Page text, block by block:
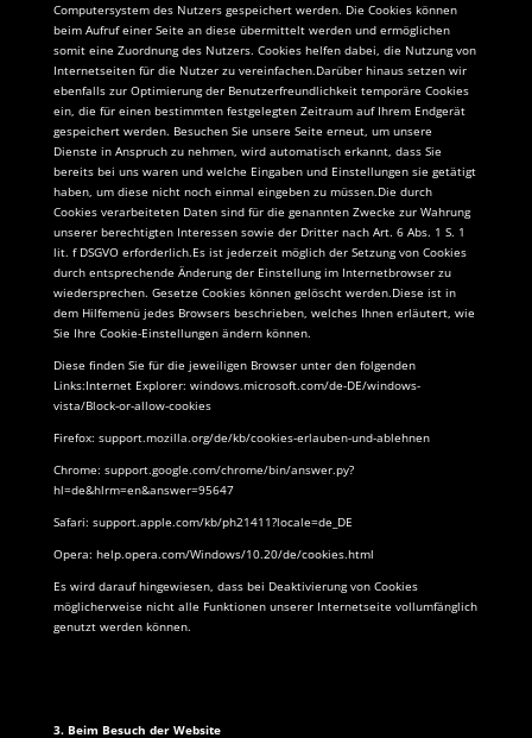
Computersystem des Nutzers gespeichert werden. Die Cookies können
beim Aufruf einer Seite an diese übermittelt werden und ermöglichen
somit eine Zuordnung des Nutzers. Cookies helfen dabei, die Nutzung von
Internetseiten für die Nutzer zu vereinfachen.Darüber hinaus setzen wir
ebenfalls zur Optimierung der Benutzerfreundlichkeit temporäre Cookies
ein, die für einen bestimmten festgelegten Zeitraum auf Ihrem Endgerät
gespeichert werden. Besuchen Sie unsere Seite erneut, um unsere
Dienste in Anspruch zu nehmen, wird automatisch erkannt, dass Sie
bereits bei uns waren und welche Eingaben und Einstellungen sie getätigt
haben, um diese nicht noch einmal eingeben zu müssen.Die durch
Cookies verarbeiteten Daten sind für die genannten Zwecke zur Wahrung
unserer berechtigten Interessen sowie der Dritter nach Art. 6 Abs. 1 S. 1
lit. f DSGVO erforderlich.Es ist jederzeit möglich der Setzung von Cookies
durch entsprechende Änderung der Einstellung im Internetbrowser zu
wiedersprechen. Gesetze Cookies können gelöscht werden.Diese ist in
dem Hilfemenü jedes Browsers beschrieben, welches Ihnen erläutert, wie
Sie Ihre Cookie-Einstellungen ändern können.
Diese finden Sie für die jeweiligen Browser unter den folgenden
Links:Internet Explorer: windows.microsoft.com/de-DE/windows-
vista/Block-or-allow-cookies
Firefox: support.mozilla.org/de/kb/cookies-erlauben-und-ablehnen
Chrome: support.google.com/chrome/bin/answer.py?
hl=de&hlrm=en&answer=95647
Safari: support.apple.com/kb/ph21411?locale=de_DE
Opera: help.opera.com/Windows/10.20/de/cookies.html
Es wird darauf hingewiesen, dass bei Deaktivierung von Cookies
möglicherweise nicht alle Funktionen unserer Internetseite vollumfänglich
genutzt werden können.
3. Beim Besuch der Website